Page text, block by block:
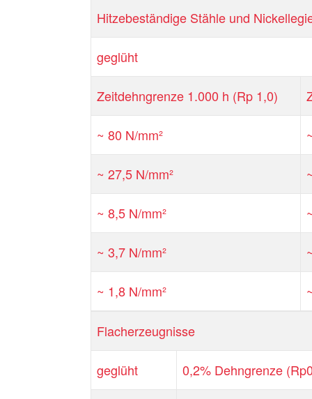
Hitzebeständige Stähle und
geglüht
Zeitdehngrenze 1.000 h (Rp 1,0)
~ 80 N/mm²
~ 27,5 N/mm²
~ 8,5 N/mm²
~ 3,7 N/mm²
~ 1,8 N/mm²
Flacherzeugnisse
geglüht 0,2% Dehngrenze